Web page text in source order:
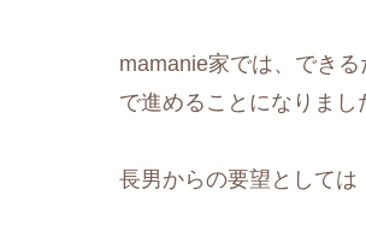
mamanie家では、でき
で進めることになりまし
長男からの要望としては